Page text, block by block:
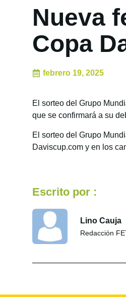
Nueva
Copa
febrero 19, 2025
El sorteo del Grupo
que se confirmará a su
El sorteo del Grupo
Daviscup.com y en los
Escrito por :
Lino Cauja
Redacción